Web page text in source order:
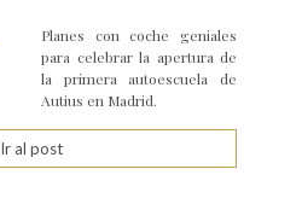
Planes con coche geniales
para celebrar la apertura de
la primera autoescuela de
Autius en Madrid.
Ir al post